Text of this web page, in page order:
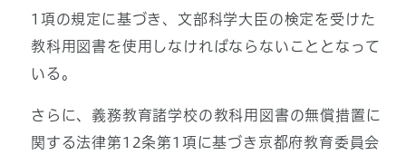
1項の規定に基づき、文部科学大臣の検定を受けた
教科用図書を使用しなければならないこととなって
いる。
さらに、義務教育諸学校の教科用図書の無償措置に
関する法律第12条第1項に基づき京都府教育委員会